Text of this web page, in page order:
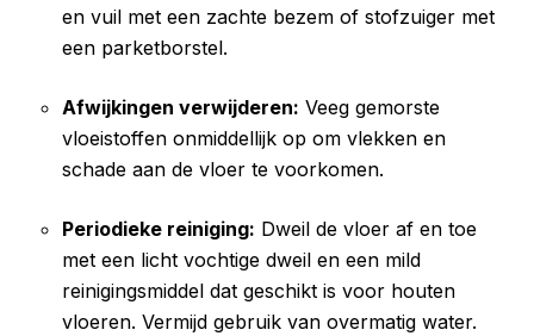
en vuil met een zachte bezem of stofzuiger met
een parketborstel.
Afwijkingen verwijderen: Veeg gemorste
vloeistoffen onmiddellijk op om vlekken en
schade aan de vloer te voorkomen.
Periodieke reiniging: Dweil de vloer af en toe
met een licht vochtige dweil en een mild
reinigingsmiddel dat geschikt is voor houten
vloeren. Vermijd gebruik van overmatig water.